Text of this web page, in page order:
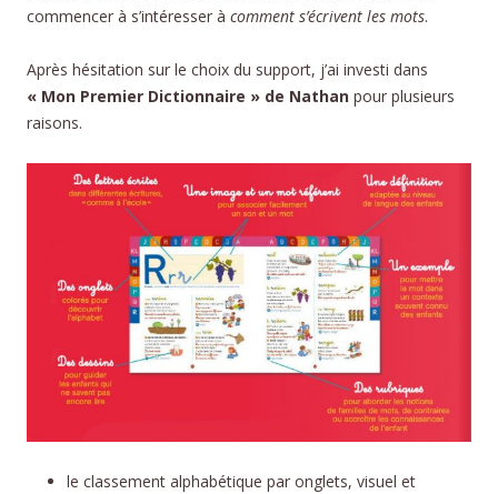
commencer à s’intéresser à comment s’écrivent les mots.
Après hésitation sur le choix du support, j’ai investi dans
« Mon Premier Dictionnaire » de Nathan pour plusieurs
raisons.
le classement alphabétique par onglets, visuel et